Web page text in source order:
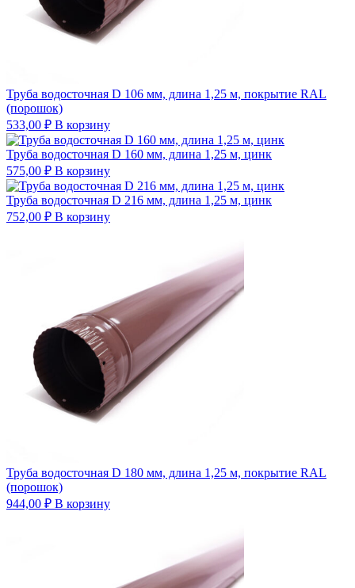
Труба водосточная D 106 мм, длина 1,25 м, покрытие RAL
(порошок)
533,00 ₽ В корзину
Труба водосточная D 160 мм, длина 1,25 м, цинк
575,00 ₽ В корзину
Труба водосточная D 216 мм, длина 1,25 м, цинк
752,00 ₽ В корзину
Труба водосточная D 180 мм, длина 1,25 м, покрытие RAL
(порошок)
944,00 ₽ В корзину